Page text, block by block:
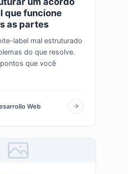
que funcione
as partes
label mal estruturado
do que resolve.
que você
Web